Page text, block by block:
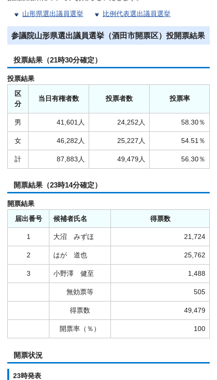
山形県選出議員選挙 比例代表選出議員選挙
参議院山形県選出議員選挙（酒田市開票区）投開票結果
投票結果（21時30分確定）
投票結果
区
分
当日有権者数 投票者数 投票率
男 41,601人 24,252人 58.30％
女 46,282人 25,227人 54.51％
計 87,883人 49,479人 56.30％
開票結果（23時14分確定）
開票結果
届出番号
候補者氏名 得票数
1 大沼 みずほ 21,724
2 はが 道也 25,762
3 小野澤 健至 1,488
無効票等 505
得票数 49,479
開票率（％） 100
開票状況
23時発表